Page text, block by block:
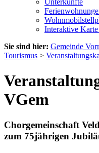
Unterkünfte
Interaktive
Sie sind hier: Gemeinde
Tourismus >
VGem
Chorgemeinschaft
zum 75jährigen